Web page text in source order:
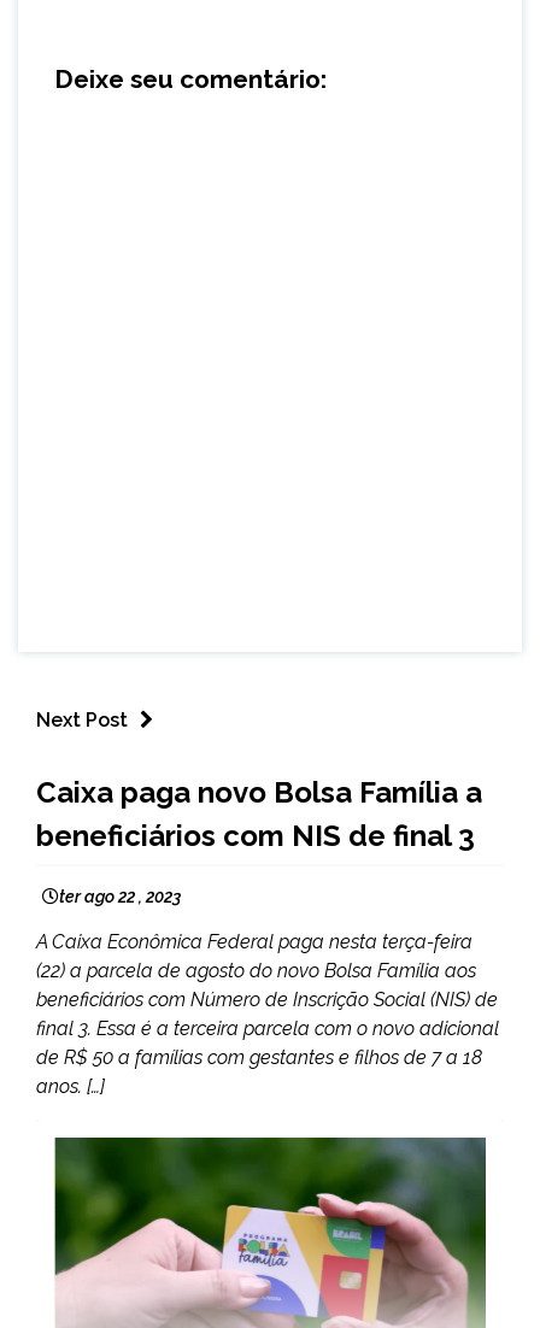
Deixe seu comentário:
Next Post
Caixa paga novo Bolsa Família a
beneficiários com NIS de final 3
ter ago 22 , 2023
A Caixa Econômica Federal paga nesta terça-feira
(22) a parcela de agosto do novo Bolsa Família aos
beneficiários com Número de Inscrição Social (NIS) de
final 3. Essa é a terceira parcela com o novo adicional
de R$ 50 a famílias com gestantes e filhos de 7 a 18
anos. […]